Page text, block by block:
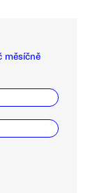
měsíčně